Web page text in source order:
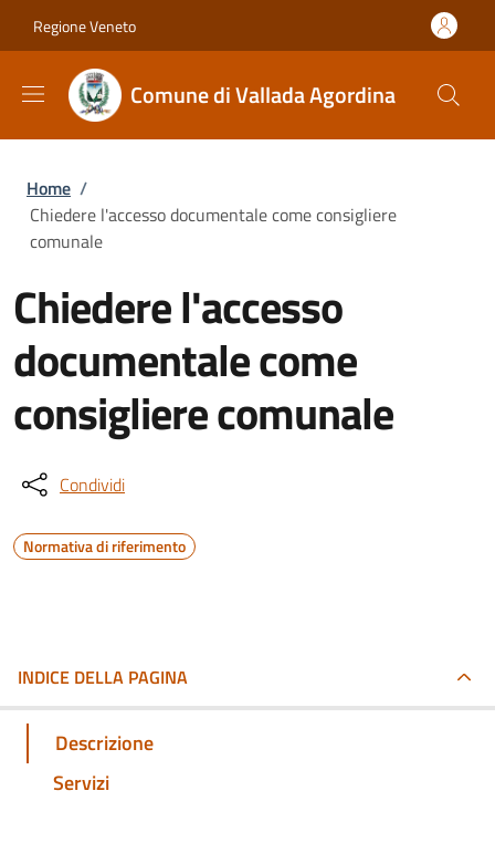
Regione Veneto
Comune di Vallada Agordina
Briciole di pane
Home /
Chiedere l'accesso documentale come consigliere
comunale
Chiedere l'accesso
documentale come
consigliere comunale
Condividi
Normativa di riferimento
INDICE DELLA PAGINA
Descrizione
Servizi